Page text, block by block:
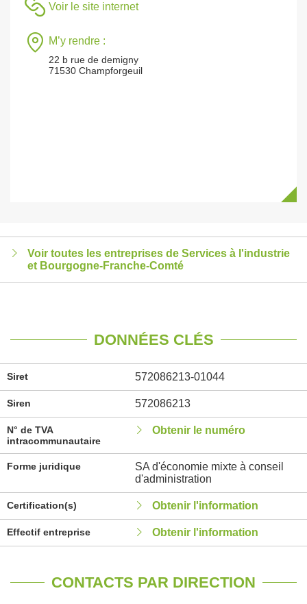
Voir le site internet
M’y rendre :
22 b rue de demigny
71530 Champforgeuil
Voir toutes les entreprises de Services à l'industrie
et Bourgogne-Franche-Comté
DONNÉES CLÉS
Siret 572086213-01044
Siren 572086213
N° de TVA
intracommunautaire
Obtenir le numéro
Forme juridique
SA d'économie mixte à conseil
d'administration
Certification(s) Obtenir l'information
Effectif entreprise Obtenir l'information
CONTACTS PAR DIRECTION